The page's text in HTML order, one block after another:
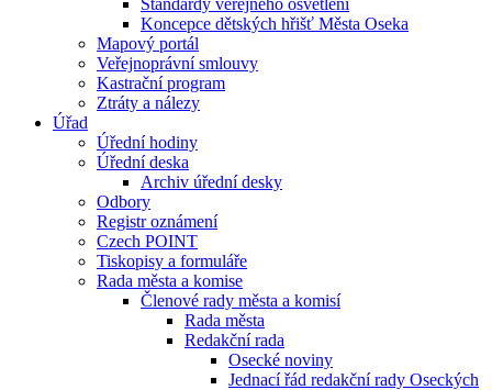
Standardy veřejného osvětlení
Koncepce dětských hřišť Města Oseka
Mapový portál
Veřejnoprávní smlouvy
Kastrační program
Ztráty a nálezy
Úřad
Úřední hodiny
Úřední deska
Archiv úřední desky
Odbory
Registr oznámení
Czech POINT
Tiskopisy a formuláře
Rada města a komise
Členové rady města a komisí
Rada města
Redakční rada
Osecké noviny
Jednací řád redakční rady Oseckých